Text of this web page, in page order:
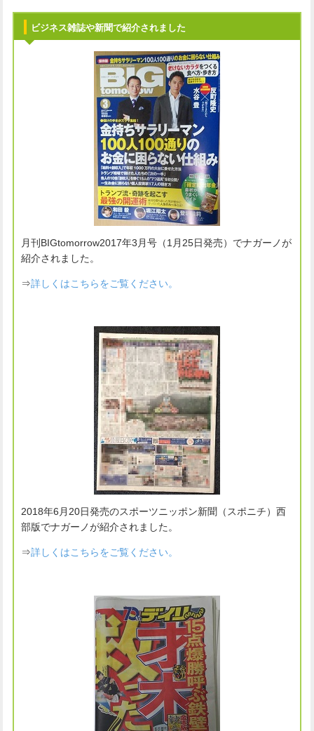
ビジネス雑誌や新聞で紹介されました
月刊BIGtomorrow2017年3月号（1月25日発売）でナガーノが
紹介されました。
⇒詳しくはこちらをご覧ください。
2018年6月20日発売のスポーツニッポン新聞（スポニチ）西
部版でナガーノが紹介されました。
⇒詳しくはこちらをご覧ください。